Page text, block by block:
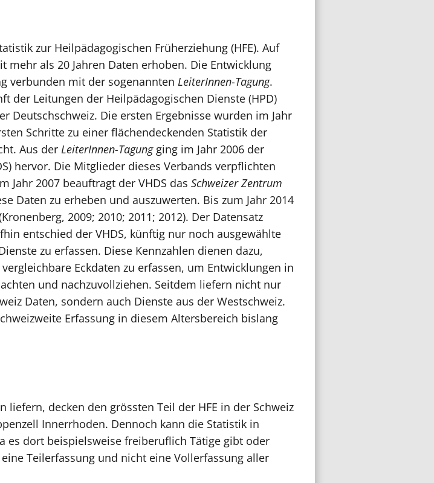
zur Heilpädagogischen Früherziehung (HFE). Auf
als 20 Jahren Daten erhoben. Die Entwicklung
verbunden mit der sogenannten LeiterInnen-Tagung.
der Leitungen der Heilpädagogischen Dienste (HPD)
Deutschschweiz. Die ersten Ergebnisse wurden im Jahr
Schritte zu einer flächendeckenden Statistik der
Aus der LeiterInnen-Tagungging im Jahr 2006 der
hervor. Die Mitglieder dieses Verbands verpflichten
Jahr 2007 beauftragt der VHDS das Schweizer Zentrum
Daten zu erheben und auszuwerten. Bis zum Jahr 2014
2009; 2010; 2011; 2012). Der Datensatz
entschied der VHDS, künftig nur noch ausgewählte
zu erfassen. Diese Kennzahlen dienen dazu,
Eckdaten zu erfassen, um Entwicklungen in
und nachzuvollziehen. Seitdem liefern nicht nur
Daten, sondern auch Dienste aus der Westschweiz.
Erfassung in diesem Altersbereich bislang
liefern, decken den grössten Teil der HFE in der Schweiz
Innerrhoden. Dennoch kann die Statistik in
es dort beispielsweise freiberuflich Tätige gibt oder
Teilerfassung und nicht eine Vollerfassung aller